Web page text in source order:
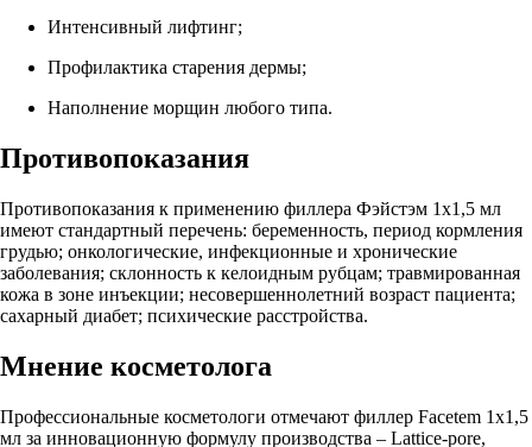
Интенсивный лифтинг;
Профилактика старения дермы;
Наполнение морщин любого типа.
Противопоказания
Противопоказания к применению филлера Фэйстэм 1x1,5 мл
имеют стандартный перечень: беременность, период кормления
грудью; онкологические, инфекционные и хронические
заболевания; склонность к келоидным рубцам; травмированная
кожа в зоне инъекции; несовершеннолетний возраст пациента;
сахарный диабет; психические расстройства.
Мнение косметолога
Профессиональные косметологи отмечают филлер Facetem 1x1,5
мл за инновационную формулу производства – Lattice-pore,